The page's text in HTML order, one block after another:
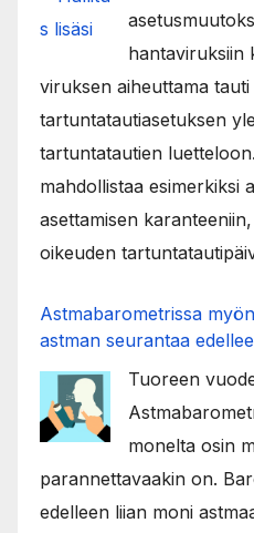
hantaviruksiin
viruksen aiheuttama tauti
tartuntatautiasetuksen
tartuntatautien
mahdollistaa esimerkiksi
asettamisen
oikeuden
Astmabarometrissa
astman seurantaa
Tuoreen
monelta osin
parannettavaakin on.
edelleen liian moni